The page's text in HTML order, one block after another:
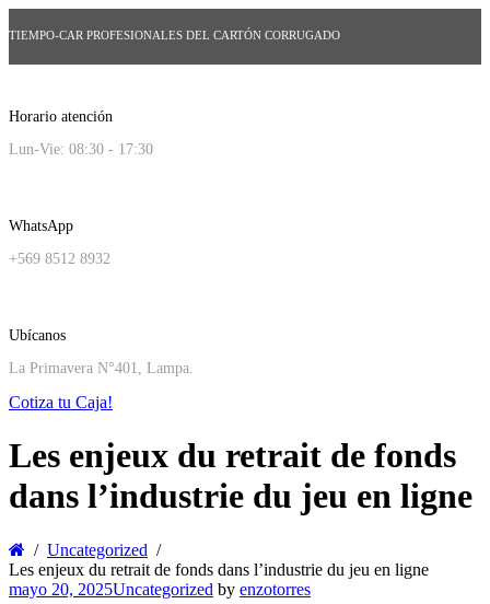
TIEMPO-CAR PROFESIONALES DEL CARTÓN CORRUGADO
Horario atención
Lun-Vie: 08:30 - 17:30
WhatsApp
+569 8512 8932
Ubícanos
La Primavera N°401, Lampa.
Cotiza tu Caja!
Les enjeux du retrait de fonds
dans l’industrie du jeu en ligne
Uncategorized
Les enjeux du retrait de fonds dans l’industrie du jeu en ligne
mayo 20, 2025Uncategorized by enzotorres